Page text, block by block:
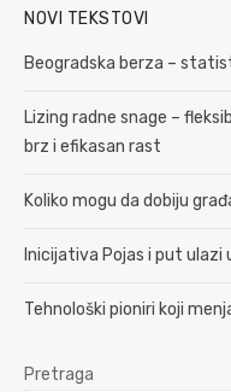
NOVI TEKSTOVI
Beogradska berza –
Lizing radne snage –
brz i efikasan rast
Koliko mogu da dobiju
Inicijativa Pojas i put ulazi
Tehnološki pioniri koji
Pretraga